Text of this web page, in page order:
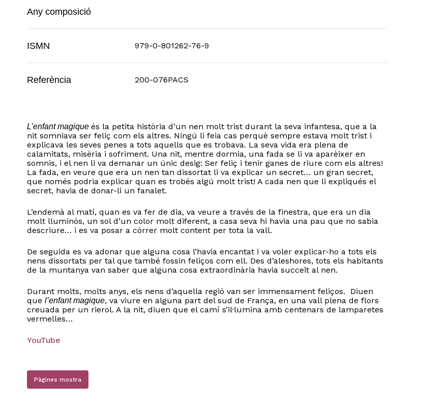
No hi ha productes a la cistella.
Any composició
ISMN 979-0-801262-76-9
Referència 200-076PACS
L’enfant magique és la petita història d’un nen molt trist durant la seva infantesa, que a la
nit somniava ser feliç com els altres. Ningú li feia cas perquè sempre estava molt trist i
explicava les seves penes a tots aquells que es trobava. La seva vida era plena de
calamitats, misèria i sofriment. Una nit, mentre dormia, una fada se li va aparèixer en
somnis, i el nen li va demanar un únic desig: Ser feliç i tenir ganes de riure com els altres!
La fada, en veure que era un nen tan dissortat li va explicar un secret… un gran secret,
que només podria explicar quan es trobés algú molt trist! A cada nen que li expliqués el
secret, havia de donar-li un fanalet.
L’endemà al matí, quan es va fer de dia, va veure a través de la finestra, que era un dia
molt lluminós, un sol d’un color molt diferent, a casa seva hi havia una pau que no sabia
descriure… i es va posar a córrer molt content per tota la vall.
De seguida es va adonar que alguna cosa l’havia encantat i va voler explicar-ho a tots els
nens dissortats per tal que també fossin feliços com ell. Des d’aleshores, tots els habitants
de la muntanya van saber que alguna cosa extraordinària havia succeït al nen.
Durant molts, molts anys, els nens d’aquella regió van ser immensament feliços. Diuen
que l’enfant magique, va viure en alguna part del sud de França, en una vall plena de flors
creuada per un rierol. A la nit, diuen que el camí s’il·lumina amb centenars de lamparetes
vermelles…
YouTube
Pàgines mostra